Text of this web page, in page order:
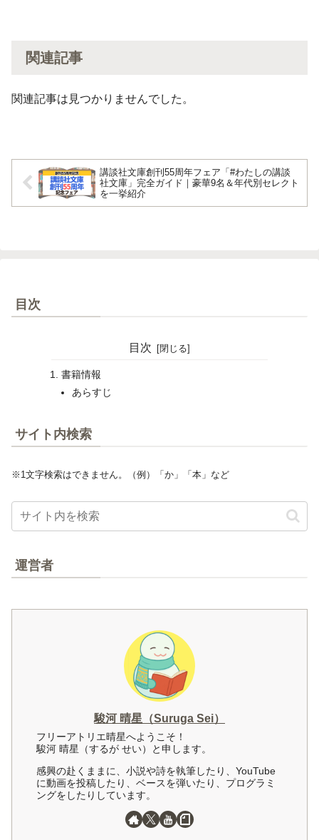
関連記事
関連記事は見つかりませんでした。
講談社文庫創刊55周年フェア「#わたしの講談
社文庫」完全ガイド｜豪華9名＆年代別セレクト
を一挙紹介
目次
目次
書籍情報
あらすじ
サイト内検索
※1文字検索はできません。（例）「か」「本」など
運営者
駿河 晴星（Suruga Sei）
フリーアトリエ晴星へようこそ！
駿河 晴星（するが せい）と申します。
感興の赴くままに、小説や詩を執筆したり、YouTube
に動画を投稿したり、ベースを弾いたり、プログラミ
ングをしたりしています。